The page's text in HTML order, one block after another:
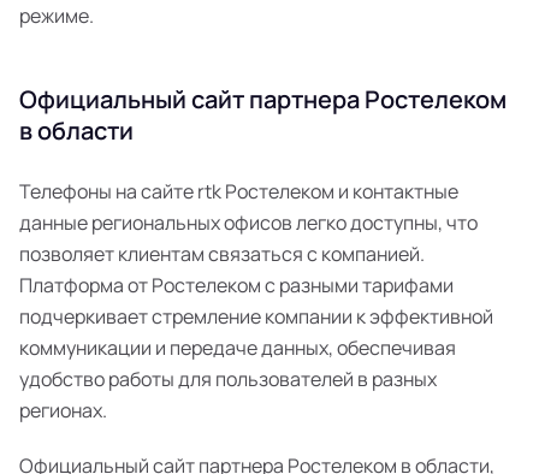
режиме.
Официальный сайт партнера Ростелеком
в области
Телефоны на сайте rtk Ростелеком и контактные
данные региональных офисов легко доступны, что
позволяет клиентам связаться с компанией.
Платформа от Ростелеком с разными тарифами
подчеркивает стремление компании к эффективной
коммуникации и передаче данных, обеспечивая
удобство работы для пользователей в разных
регионах.
Официальный сайт партнера Ростелеком в области,